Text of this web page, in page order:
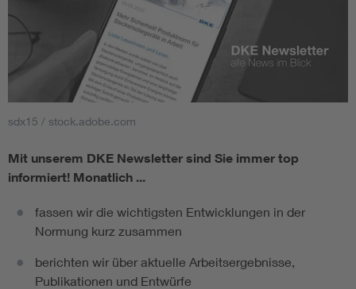
sdx15 / stock.adobe.com
Mit unserem DKE Newsletter sind Sie immer top
informiert! Monatlich ...
fassen wir die wichtigsten Entwicklungen in der
Normung kurz zusammen
berichten wir über aktuelle Arbeitsergebnisse,
Publikationen und Entwürfe